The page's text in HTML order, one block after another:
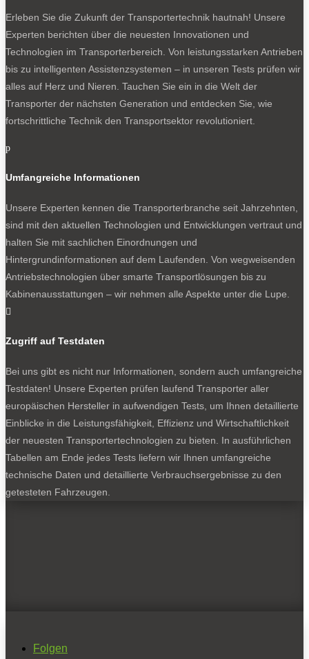
Erleben Sie die Zukunft der Transportertechnik hautnah! Unsere
Experten berichten über die neuesten Innovationen und
Technologien im Transporterbereich. Von leistungsstarken Antrieben
bis zu intelligenten Assistenzsystemen – in unseren Tests prüfen wir
alles auf Herz und Nieren. Tauchen Sie ein in die Welt der
Transporter der nächsten Generation und entdecken Sie, wie
fortschrittliche Technik den Transportsektor revolutioniert.
p
Umfangreiche Informationen
Unsere Experten kennen die Transporterbranche seit Jahrzehnten,
sind mit den aktuellen Technologien und Entwicklungen vertraut und
halten Sie mit sachlichen Einordnungen und
Hintergrundinformationen auf dem Laufenden. Von wegweisenden
Antriebstechnologien über smarte Transportlösungen bis zu
Kabinenausstattungen – wir nehmen alle Aspekte unter die Lupe.

Zugriff auf Testdaten
Bei uns gibt es nicht nur Informationen, sondern auch umfangreiche
Testdaten! Unsere Experten prüfen laufend Transporter aller
europäischen Hersteller in aufwendigen Tests, um Ihnen detaillierte
Einblicke in die Leistungsfähigkeit, Effizienz und Wirtschaftlichkeit
der neuesten Transportertechnologien zu bieten. In ausführlichen
Tabellen am Ende jedes Tests liefern wir Ihnen umfangreiche
technische Daten und detaillierte Verbrauchsergebnisse zu den
getesteten Fahrzeugen.
Folgen